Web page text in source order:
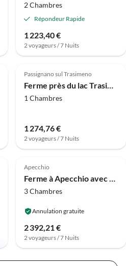
2 Chambres
Répondeur Rapide
1 223,40 €
2 voyageurs / 7 Nuits
4.0 (7)
Passignano sul Trasimeno
Ferme près du lac Trasimeno avec piscine
1 Chambres
1 274,76 €
2 voyageurs / 7 Nuits
4.0 (2)
Apecchio
Ferme à Apecchio avec piscine
3 Chambres
Annulation gratuite
2 392,21 €
2 voyageurs / 7 Nuits